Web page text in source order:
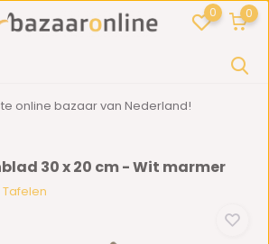
0 0
online bazaar van Nederland!
30 x 20 cm - Wit marmer
Tafelen